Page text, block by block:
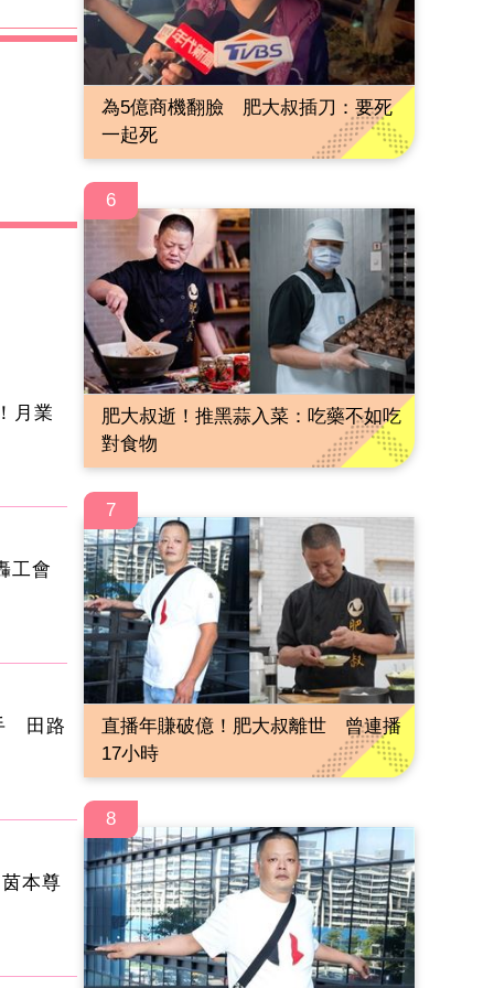
月業
工會
田路
本尊
為5億商機翻臉 肥大叔插刀：要死
一起死
6
肥大叔逝！推黑蒜入菜：吃藥不如吃
對食物
7
直播年賺破億！肥大叔離世 曾連播
17小時
8